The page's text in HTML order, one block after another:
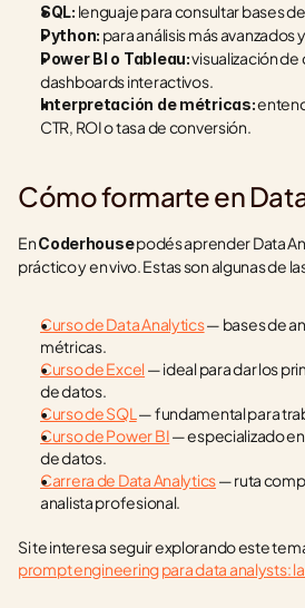
SQL: lenguaje para consultar bases
Python: para análisis más avanzados
Power BI o Tableau: visualización
dashboards interactivos.
Interpretación de métricas:
CTR, ROI o tasa de conversión.
Cómo formarte en
En Coderhouse podés aprender Data
práctico y en vivo. Estas son algunas de
Curso de Data Analytics — bases de
métricas.
Curso de Excel — ideal para dar los
de datos.
Curso de SQL — fundamental para
Curso de Power BI — especializado
de datos.
Carrera de Data Analytics — ruta
analista profesional.
prompt engineering para data analysts: